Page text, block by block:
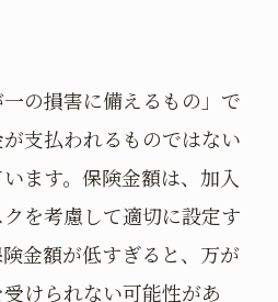
の損害に備えるもの」で
支払われるものではない
ます。保険金額は、加入
を考慮して適切に設定す
金額が低すぎると、万が
けられない可能性があ